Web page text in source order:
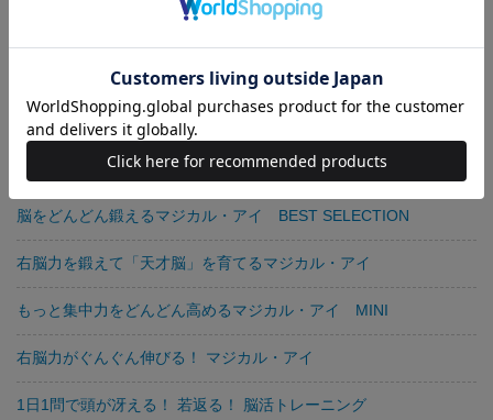
右脳力がグングンUPするマジカル・アイMINI
集中力をどんどん高めるマジカル・アイMINI
頭の回転がぐんぐん速くなるマジカル・アイ
脳をどんどん鍛えるマジカル・アイMINI
脳をどんどん鍛えるマジカル・アイ BEST SELECTION
右脳力を鍛えて「天才脳」を育てるマジカル・アイ
もっと集中力をどんどん高めるマジカル・アイ MINI
右脳力がぐんぐん伸びる！ マジカル・アイ
1日1問で頭が冴える！ 若返る！ 脳活トレーニング